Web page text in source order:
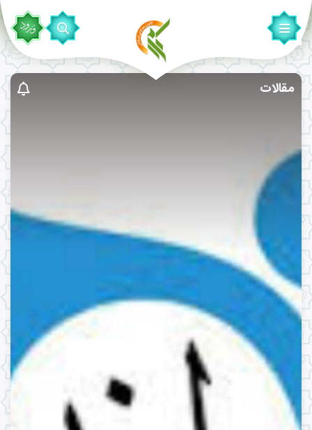
مقالات